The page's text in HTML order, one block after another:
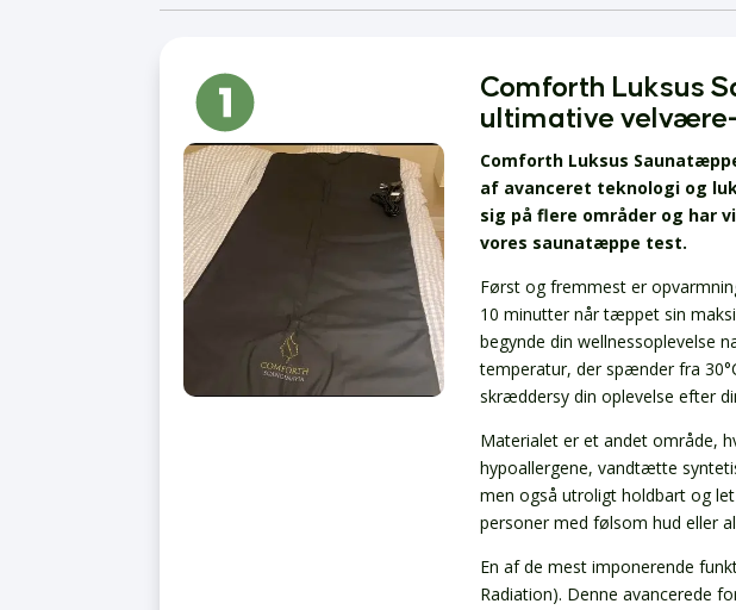
Comforth Luksus
ultimative
Comforth Luksus
af avanceret teknologi og
sig på flere områder og har
vores saunatæppe test.
Først og fremmest er
10 minutter når tæppet sin
begynde din wellnessoplevelse
temperatur, der spænder fra
skræddersy din oplevelse efter
Materialet er et andet område,
hypoallergene, vandtætte
men også utroligt holdbart og
personer med følsom hud eller
En af de mest imponerende
Radiation). Denne avancerede